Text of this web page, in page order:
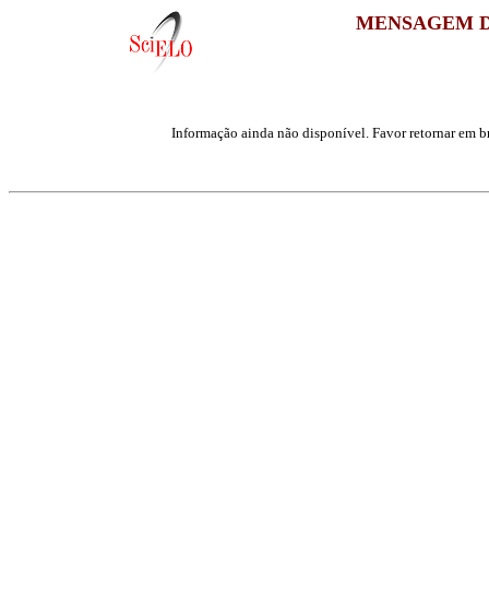
MENSAGEM
Informação ainda não disponível. Favor retornar em